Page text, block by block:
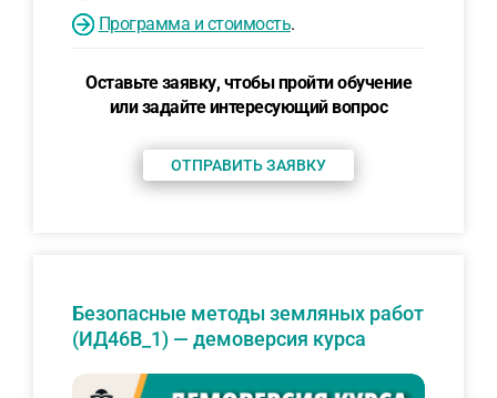
Программа и стоимость.
Оставьте заявку, чтобы пройти обучение
или задайте интересующий вопрос
ОТПРАВИТЬ ЗАЯВКУ
Безопасные методы земляных работ
(ИД46В_1) — демоверсия курса